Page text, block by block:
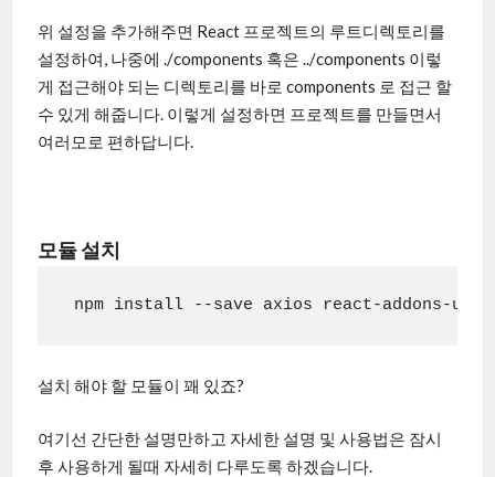
위 설정을 추가해주면 React 프로젝트의 루트디렉토리를
설정하여, 나중에 ./components 혹은 ../components 이렇
게 접근해야 되는 디렉토리를 바로 components 로 접근 할
수 있게 해줍니다. 이렇게 설정하면 프로젝트를 만들면서
여러모로 편하답니다.
모듈 설치
npm install --save axios react-addons-
설치 해야 할 모듈이 꽤 있죠?
여기선 간단한 설명만하고 자세한 설명 및 사용법은 잠시
후 사용하게 될때 자세히 다루도록 하겠습니다.